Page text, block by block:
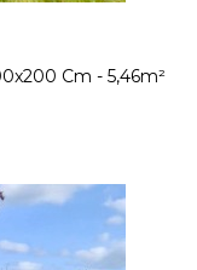
Cm - 5,46m²